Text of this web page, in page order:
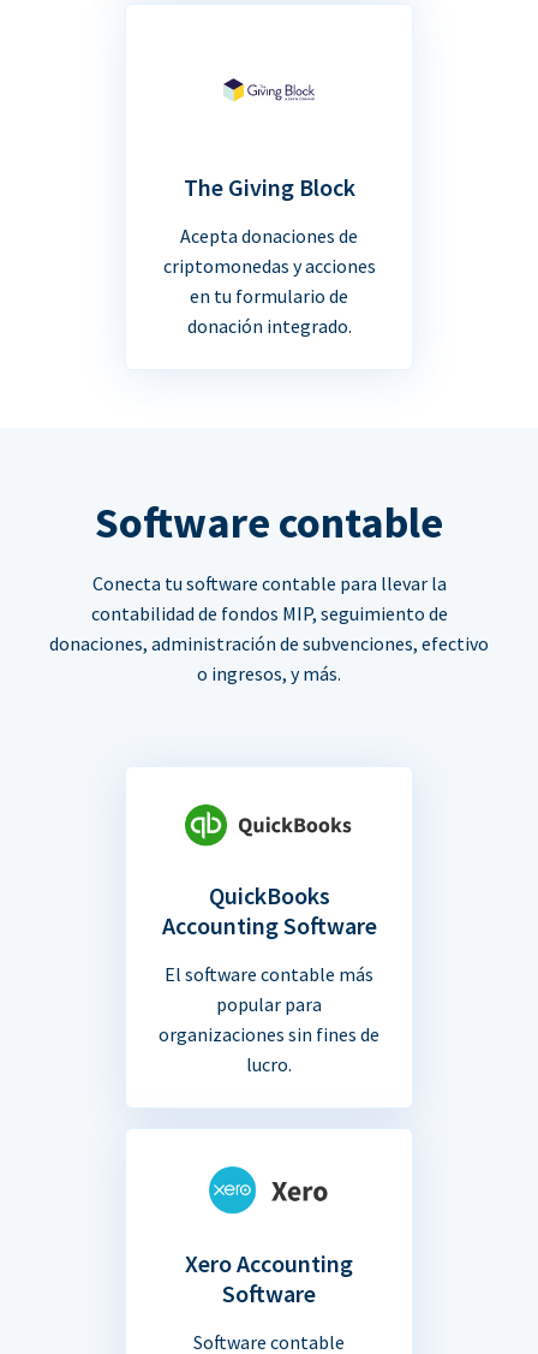
The Giving Block
Acepta donaciones de
criptomonedas y acciones
en tu formulario de
donación integrado.
Software contable
Conecta tu software contable para llevar la
contabilidad de fondos MIP, seguimiento de
donaciones, administración de subvenciones, efectivo
o ingresos, y más.
QuickBooks
Accounting Software
El software contable más
popular para
organizaciones sin fines de
lucro.
Xero Accounting
Software
Software contable